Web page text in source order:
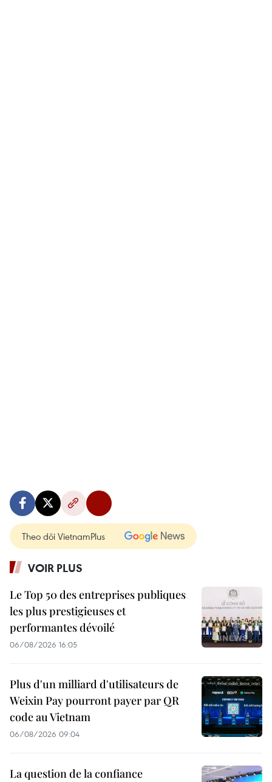
Theo dõi VietnamPlus
VOIR PLUS
Le Top 50 des entreprises publiques
les plus prestigieuses et
performantes dévoilé
06/08/2026 16:05
Plus d'un milliard d'utilisateurs de
Weixin Pay pourront payer par QR
code au Vietnam
06/08/2026 09:04
La question de la confiance